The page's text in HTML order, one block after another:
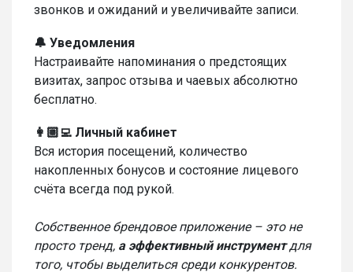
звонков и ожиданий и увеличивайте записи.
🔔 Уведомления
Настраивайте напоминания о предстоящих
визитах, запрос отзыва и чаевых абсолютно
бесплатно.
👩🏼‍💻 Личный кабинет
Вся история посещений, количество
накопленных бонусов и состояние лицевого
счёта всегда под рукой.
Собственное брендовое приложение – это не
просто тренд, а эффективный инструментдля
того, чтобы выделиться среди конкурентов.